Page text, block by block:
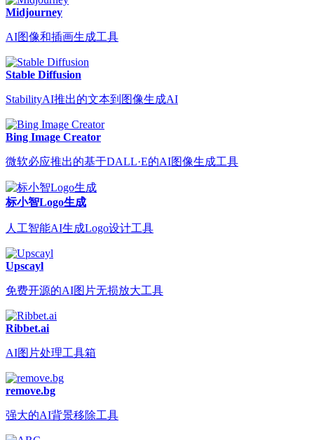
Midjourney
AI图像和插画生成工具
Stable Diffusion
StabilityAI推出的文本到图像生成AI
Bing Image Creator
微软必应推出的基于DALL·E的AI图像生成工具
标小智Logo生成
人工智能AI生成Logo设计工具
Upscayl
免费开源的AI图片无损放大工具
Ribbet.ai
AI图片处理工具箱
remove.bg
强大的AI背景移除工具